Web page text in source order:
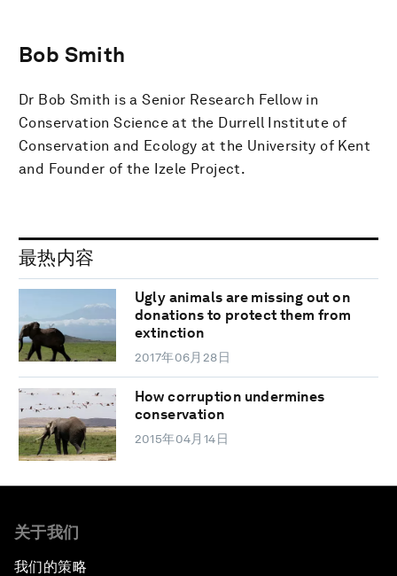
Bob Smith
Dr Bob Smith is a Senior Research Fellow in
Conservation Science at the Durrell Institute of
Conservation and Ecology at the University of Kent
and Founder of the Izele Project.
最热内容
Ugly animals are missing out on
donations to protect them from
extinction
2017年06月28日
How corruption undermines
conservation
2015年04月14日
关于我们
我们的策略